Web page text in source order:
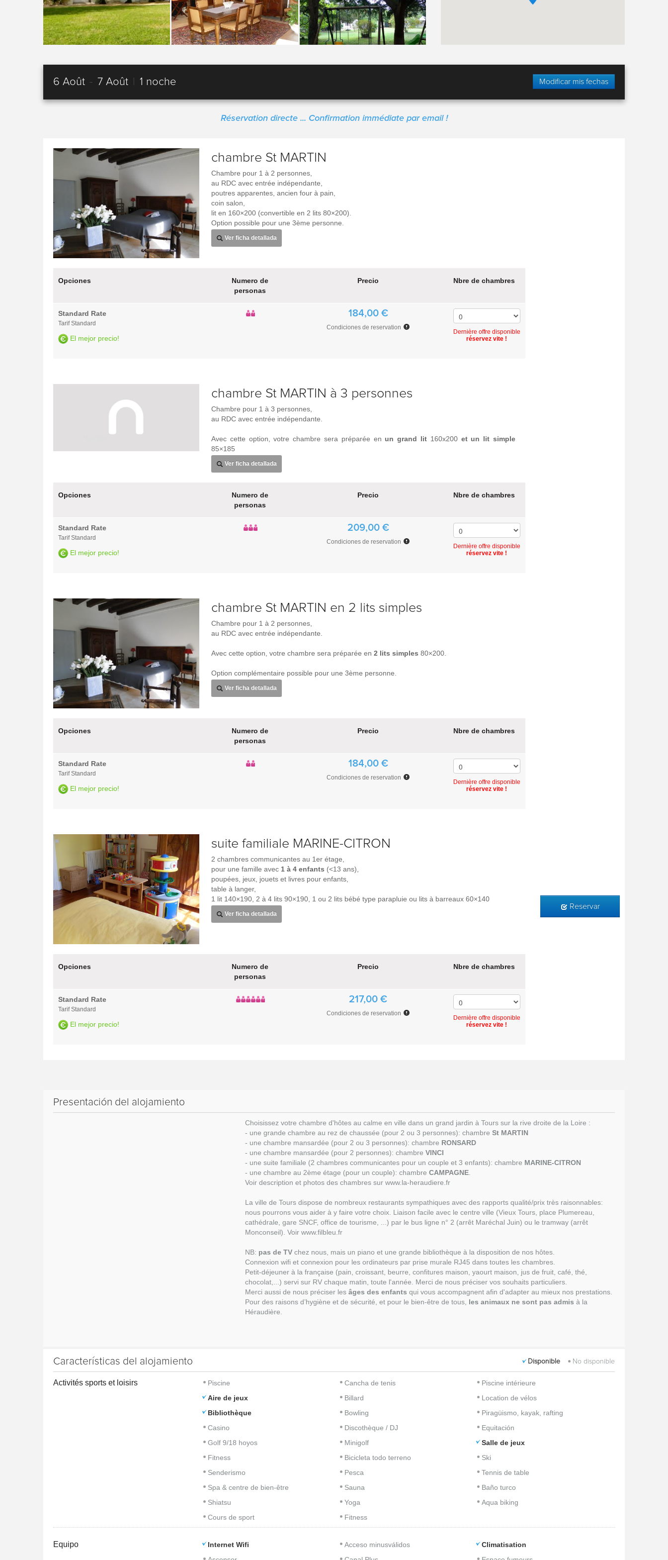
6 Août - 7 Août 1 noche Modificar mis fechas
Réservation directe ... Confirmation immédiate par email !
chambre St MARTIN
Chambre pour 1 à 2 personnes,
au RDC avec entrée indépendante,
poutres apparentes, ancien four à pain,
coin salon,
lit en 160×200 (convertible en 2 lits 80×200).
Option possible pour une 3ème personne.
Ver ficha detallada
Opciones
Numero de
personas
Precio Nbre de chambres
Standard Rate
Tarif Standard
El mejor precio!
184,00 €
Condiciones de reservation
Dernière offre disponible
réservez vite !
chambre St MARTIN à 3 personnes
Chambre pour 1 à 3 personnes,
au RDC avec entrée indépendante.
Avec cette option, votre chambre sera préparée en un grand lit 160x200et un lit simple
85×185
Ver ficha detallada
Opciones
Numero de
personas
Precio Nbre de chambres
Standard Rate
Tarif Standard
El mejor precio!
209,00 €
Condiciones de reservation
Dernière offre disponible
réservez vite !
chambre St MARTIN en 2 lits simples
Chambre pour 1 à 2 personnes,
au RDC avec entrée indépendante.
Avec cette option, votre chambre sera préparée en 2 lits simples 80×200.
Option complémentaire possible pour une 3ème personne.
Ver ficha detallada
Opciones
Numero de
personas
Precio Nbre de chambres
Standard Rate
Tarif Standard
El mejor precio!
184,00 €
Condiciones de reservation
Dernière offre disponible
réservez vite !
suite familiale MARINE-CITRON
2 chambres communicantes au 1er étage,
pour une famille avec 1 à 4 enfants (<13 ans),
poupées, jeux, jouets et livres pour enfants,
table à langer,
1 lit 140×190, 2 à 4 lits 90×190, 1 ou 2 lits bébé type parapluie ou lits à barreaux 60×140
Ver ficha detallada
Opciones
Numero de
personas
Precio Nbre de chambres
Standard Rate
Tarif Standard
El mejor precio!
217,00 €
Condiciones de reservation
Dernière offre disponible
réservez vite !
Reservar
Presentación del alojamiento
Choisissez votre chambre d'hôtes au calme en ville dans un grand jardin à Tours sur la rive droite de la Loire :
- une grande chambre au rez de chaussée (pour 2 ou 3 personnes): chambreSt MARTIN
- une chambre mansardée (pour 2 ou 3 personnes): chambre RONSARD
- une chambre mansardée (pour 2 personnes): chambreVINCI
- une suite familiale (2 chambres communicantes pour un couple et 3 enfants): chambre MARINE-CITRON
- une chambre au 2ème étage (pour un couple): chambreCAMPAGNE
Voir description et photos des chambres surwww.la-heraudiere.fr
La ville de Tours dispose de nombreux restaurants sympathiques avec des rapports qualité/prix très raisonnables:
nous pourrons vous aider à y faire votre choix. Liaison facile avec le centre ville (Vieux Tours, place Plumereau,
cathédrale, gare SNCF, office de tourisme, ...) par le bus ligne n° 2 (arrêt Maréchal Juin) ou le tramway (arrêt
Monconseil). Voirwww.filbleu.fr
NB: pas de TV chez nous, mais un piano et une grande bibliothèque à la disposition de nos hôtes.
Connexion wifi et connexion pour les ordinateurs par prise murale RJ45 dans toutes les chambres.
Petit-déjeuner à la française (pain, croissant, beurre, confitures maison, yaourt maison, jus de fruit, café, thé,
chocolat,...) servi sur RV chaque matin, toute l'année. Merci de nous préciser vos souhaits particuliers.
Merci aussi de nous préciser lesâges des enfants qui vous accompagnent afin d'adapter au mieux nos prestations.
Pour des raisons d’hygiène et de sécurité, et pour le bien-être de tous, les animaux ne sont pas admis à la
Héraudière.
Características del alojamiento Disponible No disponible
Activités sports et loisirs Piscine Cancha de tenis
Piscine intérieure
Aire de jeux
Billard
Location de vélos
Bibliothèque
Bowling
Piragüismo, kayak, rafting
Casino
Discothèque / DJ
Equitación
Golf 9/18 hoyos
Minigolf
Salle de jeux
Fitness
Bicicleta todo terreno
Ski
Senderismo
Pesca
Tennis de table
Spa & centre de bien-être
Sauna
Baño turco
Shiatsu
Yoga
Aqua biking
Cours de sport
Fitness
Equipo Internet Wifi Acceso minusválidos
Climatisation